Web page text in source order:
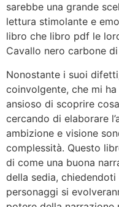
sarebbe una grande
lettura stimolante e
libro che libro pdf le
Cavallo nero carbone
Nonostante i suoi
coinvolgente, che mi
ansioso di scoprire
cercando di elaborare
ambizione e visione
complessità. Questo
di come una buona
della sedia,
personaggi si